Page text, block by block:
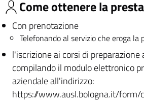
Come ottenere la
Con prenotazione
Telefonando al servizio che eroga la
l'iscrizione ai corsi di
compilando il modulo elettronico
aziendale all'indirizzo:
https://www.ausl.bologna.it/form/